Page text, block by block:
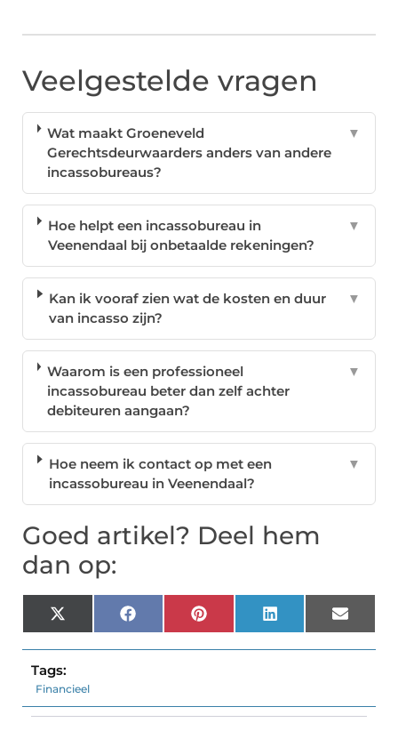
Veelgestelde vragen
Wat maakt Groeneveld
Gerechtsdeurwaarders anders van andere
incassobureaus?
▼
Hoe helpt een incassobureau in
Veenendaal bij onbetaalde rekeningen?
▼
Kan ik vooraf zien wat de kosten en duur
van incasso zijn?
▼
Waarom is een professioneel
incassobureau beter dan zelf achter
debiteuren aangaan?
▼
Hoe neem ik contact op met een
incassobureau in Veenendaal?
▼
Goed artikel? Deel hem
dan op:
X
(Twitter)
FacebookPinterest LinkedIn Email
Tags:
Financieel